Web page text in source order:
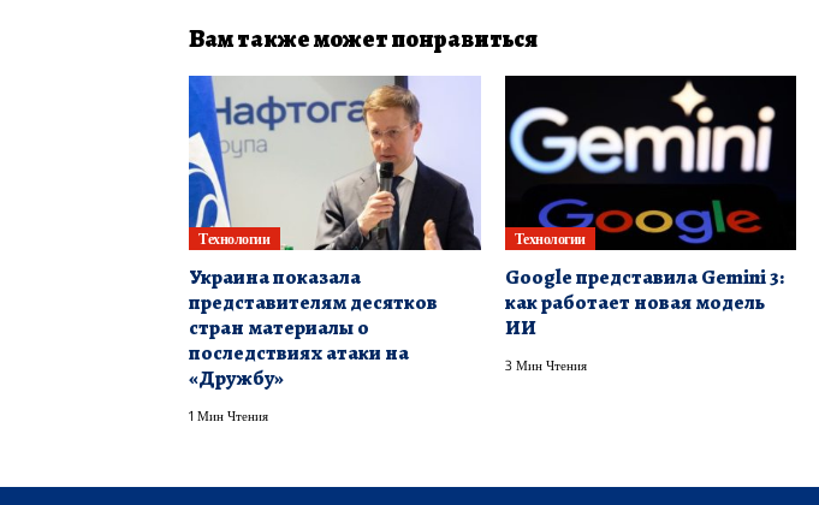
Вам также может понравиться
Технологии
Украина показала
представителям десятков
стран материалы о
последствиях атаки на
«Дружбу»
1 Мин Чтения
Технологии
Google представила Gemini 3:
как работает новая модель
ИИ
3 Мин Чтения